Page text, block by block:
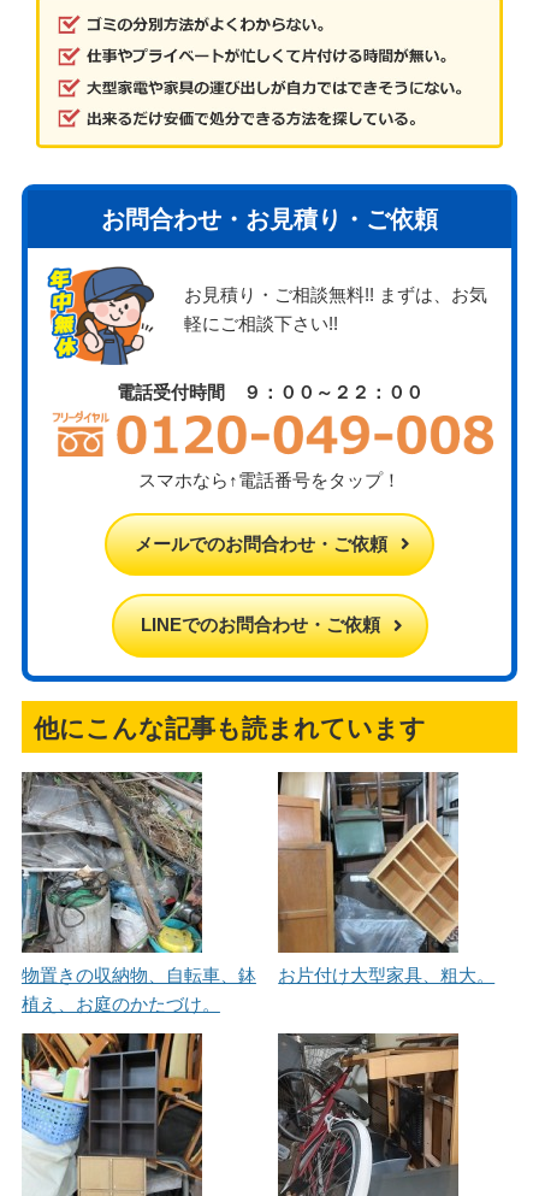
お問合わせ・お見積り・ご依頼
お見積り・ご相談無料!! まずは、お気
軽にご相談下さい!!
電話受付時間 ９：００～２２：００
スマホなら↑電話番号をタップ！
メールでのお問合わせ・ご依頼
LINEでのお問合わせ・ご依頼
他にこんな記事も読まれています
物置きの収納物、自転車、鉢
植え、お庭のかたづけ。
お片付け大型家具、粗大。